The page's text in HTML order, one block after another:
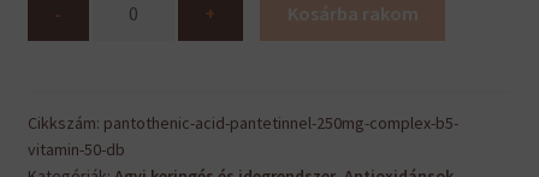
-
Complex
(B5-
+ Kosárba rakom
Cikkszám: pantothenic-acid-pantetinnel-250mg-complex-b5-
vitamin-50-db